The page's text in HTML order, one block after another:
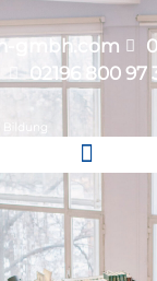
gmbh.com
02196 800 97